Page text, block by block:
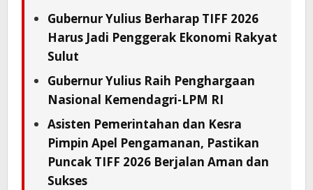
Gubernur Yulius Berharap TIFF 2026
Harus Jadi Penggerak Ekonomi Rakyat
Sulut
Gubernur Yulius Raih Penghargaan
Nasional Kemendagri-LPM RI
Asisten Pemerintahan dan Kesra
Pimpin Apel Pengamanan, Pastikan
Puncak TIFF 2026 Berjalan Aman dan
Sukses